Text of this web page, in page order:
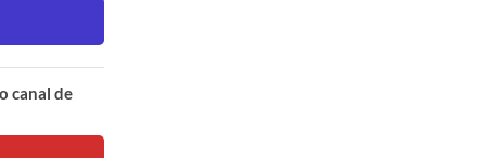
canal de